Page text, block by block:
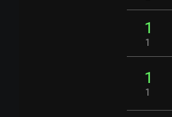
1
1
1
1